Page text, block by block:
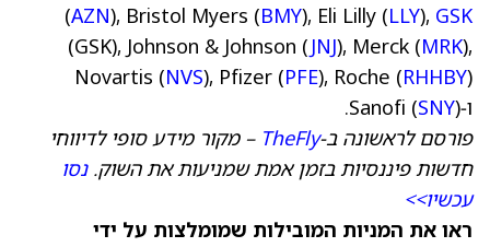
(AZN), Bristol Myers (BMY), Eli Lilly (LLY), GSK
(GSK), Johnson & Johnson ( JNJ), Merck (MRK),
Novartis (NVS), Pfizer (PFE), Roche (RHHBY)
ו‑Sanofi ( SNY).
פורסם לראשונה ב‑TheFly – מקור מידע סופי לדיווחי
חדשות פיננסיות בזמן אמת שמניעות את השוק.נסו
עכשיו>>
ראו את המניות המובילות שמומלצות על ידי